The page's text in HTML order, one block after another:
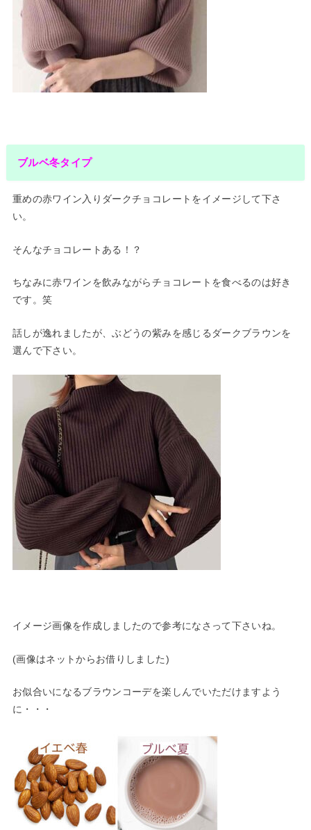
ブルベ冬タイプ
重めの赤ワイン入りダークチョコレートをイメージして下さ
い。
そんなチョコレートある！？
ちなみに赤ワインを飲みながらチョコレートを食べるのは好き
です。笑
話しが逸れましたが、ぶどうの紫みを感じるダークブラウンを
選んで下さい。
イメージ画像を作成しましたので参考になさって下さいね。
(画像はネットからお借りしました)
お似合いになるブラウンコーデを楽しんでいただけますよう
に・・・